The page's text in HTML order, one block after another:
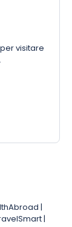
visitare
|
|